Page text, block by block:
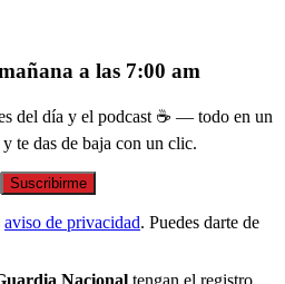
a las 7:00 am
del día y el podcast ☕ — todo en un
te das de baja con un clic.
Suscribirme
aviso de privacidad. Puedes darte de